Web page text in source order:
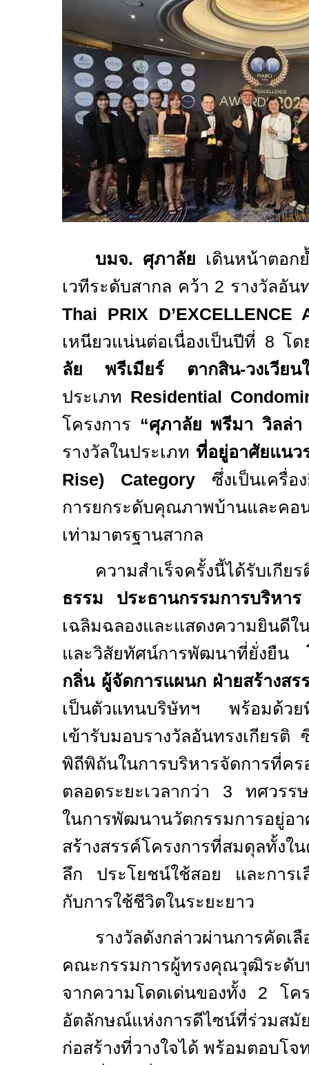
บมจ. ศุภาลัย เดินหน้าตอก
เวทีระดับสากล คว้า 2 รางวัลอัน
Thai PRIX D’EXCELLENCE
เหนียวแน่นต่อเนื่องเป็นปีที่ 8โด
ลัย พรีเมียร์ ตากสิน-วงเวียน
ประเภท Residential
โครงการ “ศุภาลัย พรีมา วิลล่
รางวัลในประเภท ที่อยู่อาศัยแน
Rise) Category
ซึ่งเป็นเครื่
การยกระดับคุณภาพบ้านและคอ
เท่ามาตรฐานสากล
ความสำเร็จครั้งนี้ได้รับเกีย
ธรรม ประธานกรรมการบริหาร
เฉลิมฉลองและแสดงความยินดีใ
และวิสัยทัศน์การพัฒนาที่ยั่งยืน
กลิ่น ผู้จัดการแผนก ฝ่ายสร้าง
เป็นตัวแทนบริษัทฯ พร้อมด้วยที
เข้ารับมอบรางวัลอันทรงเกียรติ
พิถีพิถันในการบริหารจัดการที่ค
ตลอดระยะเวลากว่า 3 ทศวรร
ในการพัฒนานวัตกรรมการอยู่
สร้างสรรค์โครงการที่สมดุลทั้ง
ลึก ประโยชน์ใช้สอย และการเ
กับการใช้ชีวิตในระยะยาว
รางวัลดังกล่าวผ่านการคัดเ
คณะกรรมการผู้ทรงคุณวุฒิระดั
จากความโดดเด่นของทั้ง 2 โค
อัตลักษณ์แห่งการดีไซน์ที่ร่วมสมั
ก่อสร้างที่วางใจได้ พร้อมตอบโ